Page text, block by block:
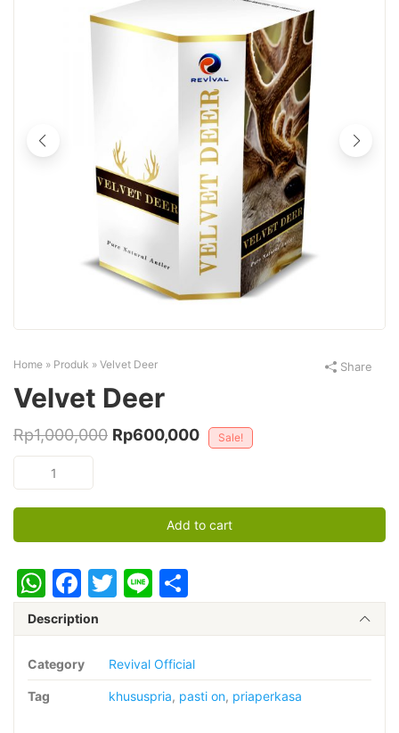
Home » Produk » Velvet Deer
Velvet Deer
Rp1,000,000 Original
Rp1,000,000.
Rp600,000Current
Rp600,000.
Sale!
Add to cart
WhatsApp
Facebook
Twitter
Line
Share
Description
Category Revival Official
Tag khususpria, pasti on, priaperkasa